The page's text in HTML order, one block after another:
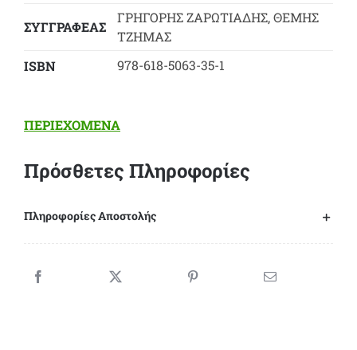
ΣΥΓΓΡΑΦΕΑΣ
ΓΡΗΓΟΡΗΣ ΖΑΡΩΤΙΑΔΗΣ, ΘΕΜΗΣ
ΤΖΗΜΑΣ
ΙSBN
978-618-5063-35-1
ΠΕΡΙΕΧΟΜΕΝΑ
Πρόσθετες Πληροφορίες
Πληροφορίες Αποστολής